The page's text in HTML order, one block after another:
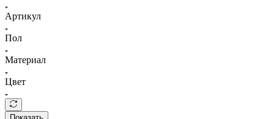
Артикул
Пол
Материал
Цвет